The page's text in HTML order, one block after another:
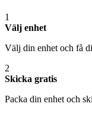
1
Välj enhet
Välj din enhet och få
2
Skicka gratis
Packa din enhet och